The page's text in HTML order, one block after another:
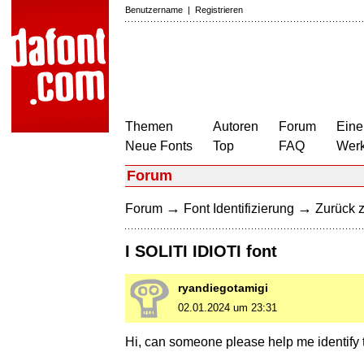
Benutzername | Registrieren
Themen
Neue Fonts
Autoren
Top
Forum
FAQ
Forum
Forum → Font Identifizierung → Zurück
I SOLITI IDIOTI font
ryandiegotamigi
02.01.2024 um 23:31
Hi, can someone please help me